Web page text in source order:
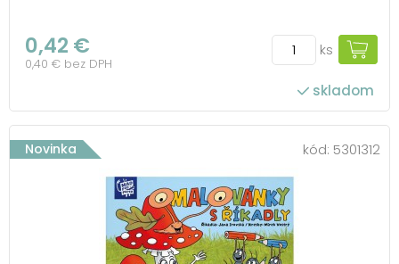
0,42 €
0,40 € bez DPH
ks
skladom
Novinka kód: 5301312